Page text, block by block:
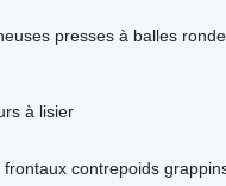
presses à balles
à lisier
frontaux contrepoids